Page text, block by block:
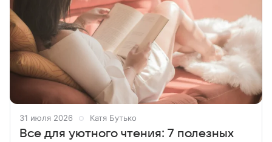
31 июля 2026 Катя Бутько
Все для уютного чтения: 7 полезных